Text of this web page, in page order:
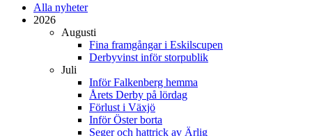
Alla nyheter
2026
Augusti
Fina framgångar i Eskilscupen
Derbyvinst inför storpublik
Juli
Inför Falkenberg hemma
Årets Derby på lördag
Förlust i Växjö
Inför Öster borta
Seger och hattrick av Ärlig